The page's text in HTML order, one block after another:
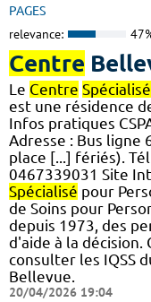
PAGES
relevance:
Centre
Le Centre Spécialisé
est une résidence
Infos pratiques
Adresse : Bus ligne
place [...] fériés).
0467339031 Site
Spécialisé pour
de Soins pour
depuis 1973, des
d'aide à la
consulter les IQSS
Bellevue.
20/04/2026 19:04